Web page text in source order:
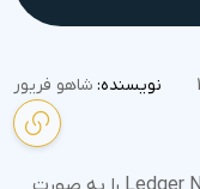
نویسنده: شاهو فریور